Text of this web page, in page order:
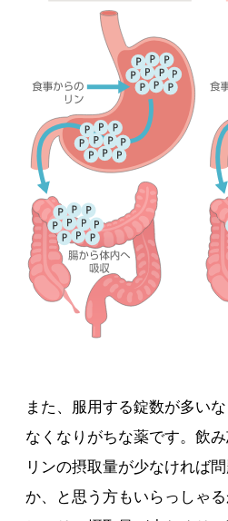
また、服用する錠数が多い
なくなりがちな薬です。飲
リンの摂取量が少なければ
か、と思う方もいらっしゃ